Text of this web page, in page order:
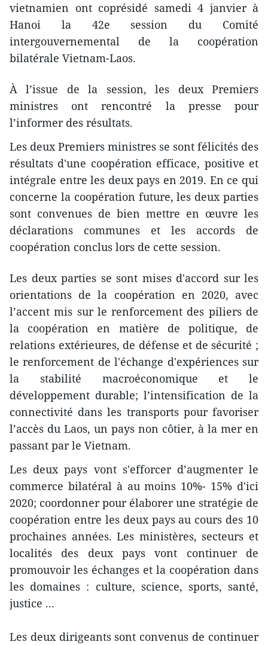
vietnamien ont coprésidé samedi 4 janvier à
Hanoi la 42e session du Comité
intergouvernemental de la coopération
bilatérale Vietnam-Laos.
À l’issue de la session, les deux Premiers
ministres ont rencontré la presse pour
l’informer des résultats.
Les deux Premiers ministres se sont félicités des
résultats d'une coopération efficace, positive et
intégrale entre les deux pays en 2019. En ce qui
concerne la coopération future, les deux parties
sont convenues de bien mettre en œuvre les
déclarations communes et les accords de
coopération conclus lors de cette session.
Les deux parties se sont mises d'accord sur les
orientations de la coopération en 2020, avec
l’accent mis sur le renforcement des piliers de
la coopération en matière de politique, de
relations extérieures, de défense et de sécurité ;
le renforcement de l'échange d'expériences sur
la stabilité macroéconomique et le
développement durable; l’intensification de la
connectivité dans les transports pour favoriser
l’accès du Laos, un pays non côtier, à la mer en
passant par le Vietnam.
Les deux pays vont s'efforcer d’augmenter le
commerce bilatéral à au moins 10%- 15% d'ici
2020; coordonner pour élaborer une stratégie de
coopération entre les deux pays au cours des 10
prochaines années. Les ministères, secteurs et
localités des deux pays vont continuer de
promouvoir les échanges et la coopération dans
les domaines : culture, science, sports, santé,
justice ...
Les deux dirigeants sont convenus de continuer